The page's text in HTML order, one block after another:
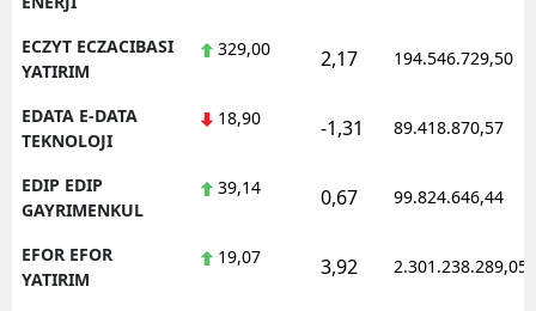
ECZYT ECZACIBASI
YATIRIM
329,00 2,17 194.546.729,50
EDATA E-DATA
TEKNOLOJI
18,90 -1,31 89.418.870,57
EDIP EDIP
GAYRIMENKUL
39,14 0,67 99.824.646,44
EFOR EFOR
YATIRIM
19,07 3,92 2.301.238.289,05